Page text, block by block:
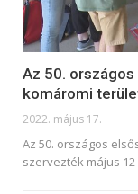
Az 50.
komáromi
2022. május 17.
Az 50. országos
szervezték május